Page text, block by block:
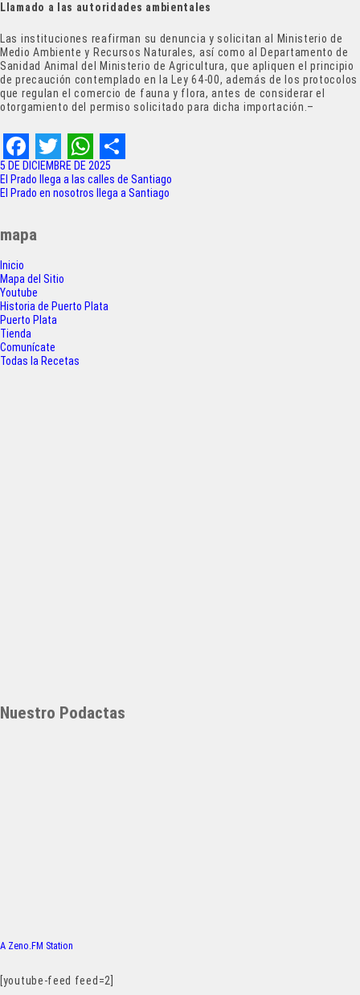
Llamado a las autoridades ambientales
Las instituciones reafirman su denuncia y solicitan al Ministerio de
Medio Ambiente y Recursos Naturales, así como al Departamento de
Sanidad Animal del Ministerio de Agricultura, que apliquen el principio
de precaución contemplado en la Ley 64-00, además de los protocolos
que regulan el comercio de fauna y flora, antes de considerar el
otorgamiento del permiso solicitado para dicha importación.–
F
a
c
e
b
o
o
k
T
w
t
t
e
r
W
h
A
p
S
h
5 DE DICIEMBRE DE 2025
Navegación
de
El Prado llega a las calles de Santiago
El Prado en nosotros llega a Santiago
mapa
Inicio
Mapa del Sitio
Youtube
Historia de Puerto Plata
Puerto Plata
Tienda
Comunícate
Todas la Recetas
Nuestro Podactas
A Zeno.FM Station
[youtube-feed feed=2]